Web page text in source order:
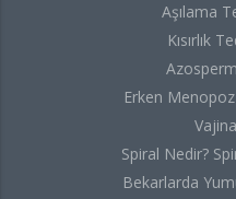
Aşılama
Kısırlık
Erken
Spiral Nedir?
Bekarlarda